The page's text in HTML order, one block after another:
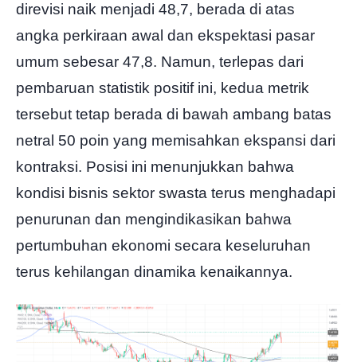
direvisi naik menjadi 48,7, berada di atas
angka perkiraan awal dan ekspektasi pasar
umum sebesar 47,8. Namun, terlepas dari
pembaruan statistik positif ini, kedua metrik
tersebut tetap berada di bawah ambang batas
netral 50 poin yang memisahkan ekspansi dari
kontraksi. Posisi ini menunjukkan bahwa
kondisi bisnis sektor swasta terus menghadapi
penurunan dan mengindikasikan bahwa
pertumbuhan ekonomi secara keseluruhan
terus kehilangan dinamika kenaikannya.